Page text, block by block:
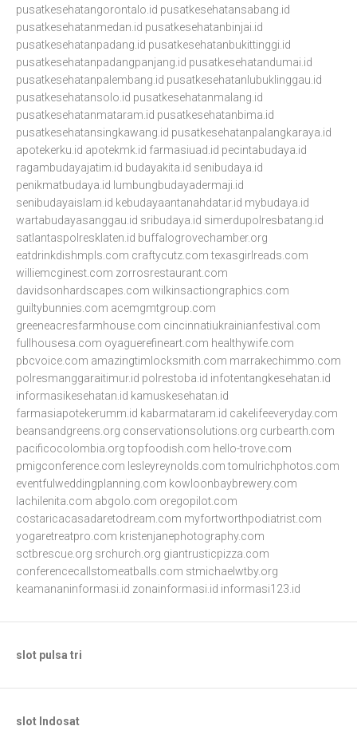
pusatkesehatangorontalo.id pusatkesehatansabang.id
pusatkesehatanmedan.id pusatkesehatanbinjai.id
pusatkesehatanpadang.id pusatkesehatanbukittinggi.id
pusatkesehatanpadangpanjang.id pusatkesehatandumai.id
pusatkesehatanpalembang.id pusatkesehatanlubuklinggau.id
pusatkesehatansolo.id pusatkesehatanmalang.id
pusatkesehatanmataram.id pusatkesehatanbima.id
pusatkesehatansingkawang.id pusatkesehatanpalangkaraya.id
apotekerku.id apotekmk.id farmasiuad.id pecintabudaya.id
ragambudayajatim.id budayakita.id senibudaya.id
penikmatbudaya.id lumbungbudayadermaji.id
senibudayaislam.id kebudayaantanahdatar.id mybudaya.id
wartabudayasanggau.id sribudaya.id simerdupolresbatang.id
satlantaspolresklaten.id buffalogrovechamber.org
eatdrinkdishmpls.com craftycutz.com texasgirlreads.com
williemcginest.com zorrosrestaurant.com
davidsonhardscapes.com wilkinsactiongraphics.com
guiltybunnies.com acemgmtgroup.com
greeneacresfarmhouse.com cincinnatiukrainianfestival.com
fullhousesa.com oyaguerefineart.com healthywife.com
pbcvoice.com amazingtimlocksmith.com marrakechimmo.com
polresmanggaraitimur.id polrestoba.id infotentangkesehatan.id
informasikesehatan.id kamuskesehatan.id
farmasiapotekerumm.id kabarmataram.id cakelifeeveryday.com
beansandgreens.org conservationsolutions.org curbearth.com
pacificocolombia.org topfoodish.com hello-trove.com
pmigconference.com lesleyreynolds.com tomulrichphotos.com
eventfulweddingplanning.com kowloonbaybrewery.com
lachilenita.com abgolo.com oregopilot.com
costaricacasadaretodream.com myfortworthpodiatrist.com
yogaretreatpro.com kristenjanephotography.com
sctbrescue.org srchurch.org giantrusticpizza.com
conferencecallstomeatballs.com stmichaelwtby.org
keamananinformasi.id zonainformasi.id informasi123.id
slot pulsa tri
slot Indosat